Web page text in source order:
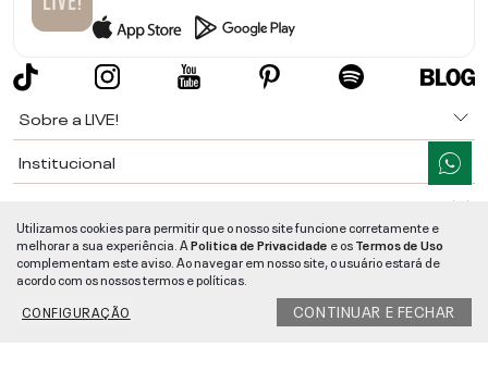
Sobre a LIVE!
Institucional
Ajuda
Segurança e Qualidade
LIVE!©2026- TODOS OS DIREITOS RESERVADOS -RUA MANOEL FRANCISCO
Utilizamos cookies para permitir que o nosso site funcione corretamente e
melhorar a sua experiência. APolitica de Privacidade e osTermos de Uso
complementam este aviso. Ao navegar em nosso site, o usuário estará de
acordo com os nossos termos e políticas.
CONFIGURAÇÃO
CONTINUAR E FECHAR